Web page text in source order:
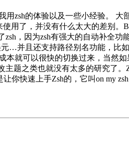
用zsh的体验以及一些小经验。
用了，并没有什么太大的差别
，因为zsh有强大的自动补全
…并且还支持路径别名功能，比
本就可以很快的切换过来，当然
题之类也就没有太多的研究了
你快速上手Zsh的，它叫on my